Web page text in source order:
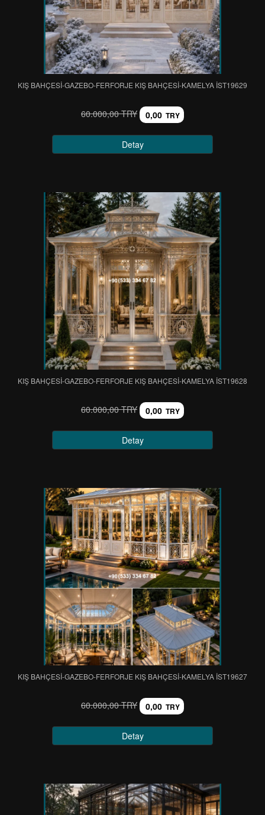
KIŞ BAHÇESİ-GAZEBO-FERFORJE KIŞ BAHÇESİ-KAMELYA IST19629
60.000,00 TRY 0,00 TRY
Detay
KIŞ BAHÇESİ-GAZEBO-FERFORJE KIŞ BAHÇESİ-KAMELYA IST19628
60.000,00 TRY 0,00 TRY
Detay
KIŞ BAHÇESİ-GAZEBO-FERFORJE KIŞ BAHÇESİ-KAMELYA IST19627
60.000,00 TRY 0,00 TRY
Detay